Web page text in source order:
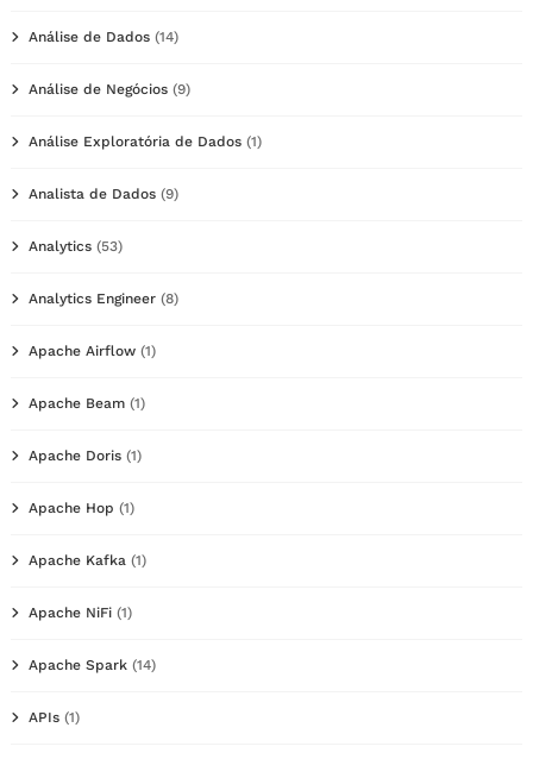
Análise de Dados (14)
Análise de Negócios (9)
Análise Exploratória de Dados (1)
Analista de Dados (9)
Analytics (53)
Analytics Engineer (8)
Apache Airflow (1)
Apache Beam (1)
Apache Doris (1)
Apache Hop (1)
Apache Kafka (1)
Apache NiFi (1)
Apache Spark (14)
APIs (1)